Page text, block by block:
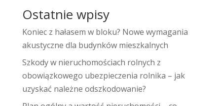
Ostatnie wpisy
Koniec z hałasem w bloku? Nowe wymagania
akustyczne dla budynków mieszkalnych
Szkody w nieruchomościach rolnych z
obowiązkowego ubezpieczenia rolnika – jak
uzyskać należne odszkodowanie?